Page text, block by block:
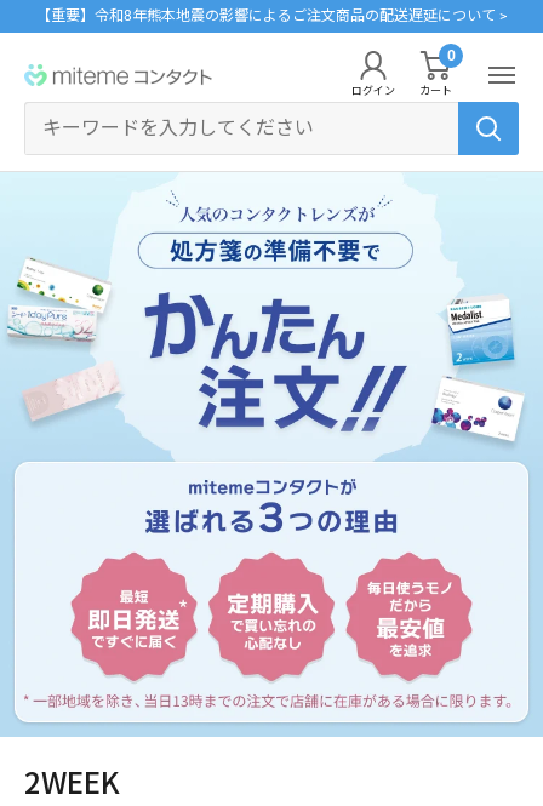
プ
【重要】令和8年熊本地震の影響によるご注文商品の配送遅延について >
miteme
contact
ログイン
0
カート
ポイントを交換する
ログイン・新規会員登録はこちら
クリニックフォアやアプリ「クリフォア」と同じアカウントをご利用いただけま
す。
レンズタイプから探す
レンズタイプから探す
1Day
2Week
乱視用
ケア用品
メーカーから探す
ジョンソン・エンド・ジョンソン
メニコン
クーパービジョン
ボシュロム
PIA
コラム
ご利用ガイド
よくあるご質問
2WEEK